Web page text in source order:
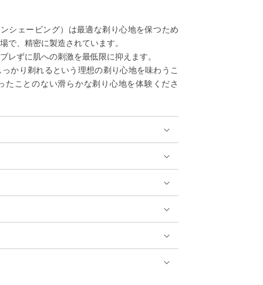
シェービング） は最適な剃り心地を保つため
で、精密に製造されています。
レずに肌への刺激を最低限に抑えます。
かり剃れるという理想の剃り心地を味わうこ
たことのない滑らかな剃り心地を体験くださ